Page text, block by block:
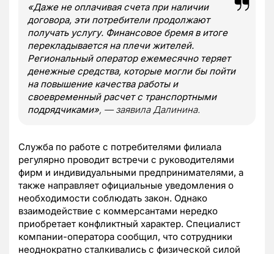
«Даже не оплачивая счета при наличии
договора, эти потребители продолжают
получать услугу. Финансовое бремя в итоге
перекладывается на плечи жителей.
Региональный оператор ежемесячно теряет
денежные средства, которые могли бы пойти
на повышение качества работы и
своевременный расчет с транспортными
подрядчиками», — заявила Далинина.
Служба по работе с потребителями филиала
регулярно проводит встречи с руководителями
фирм и индивидуальными предпринимателями, а
также направляет официальные уведомления о
необходимости соблюдать закон. Однако
взаимодействие с коммерсантами нередко
приобретает конфликтный характер. Специалист
компании-оператора сообщил, что сотрудники
неоднократно сталкивались с физической силой